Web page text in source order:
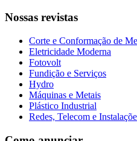
Nossas revistas
Corte e Conformação de
Eletricidade Moderna
Fotovolt
Fundição e Serviços
Hydro
Máquinas e Metais
Plástico Industrial
Redes, Telecom e